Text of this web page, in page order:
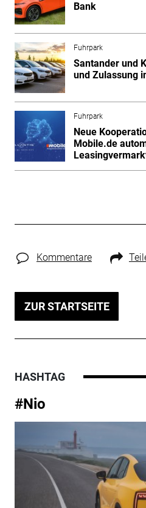
Bank
Fuhrpark
Santander und
und Zulassung
Fuhrpark
Neue
Mobile.de
Kommentare
ZUR STARTSEITE
HASHTAG
#Nio